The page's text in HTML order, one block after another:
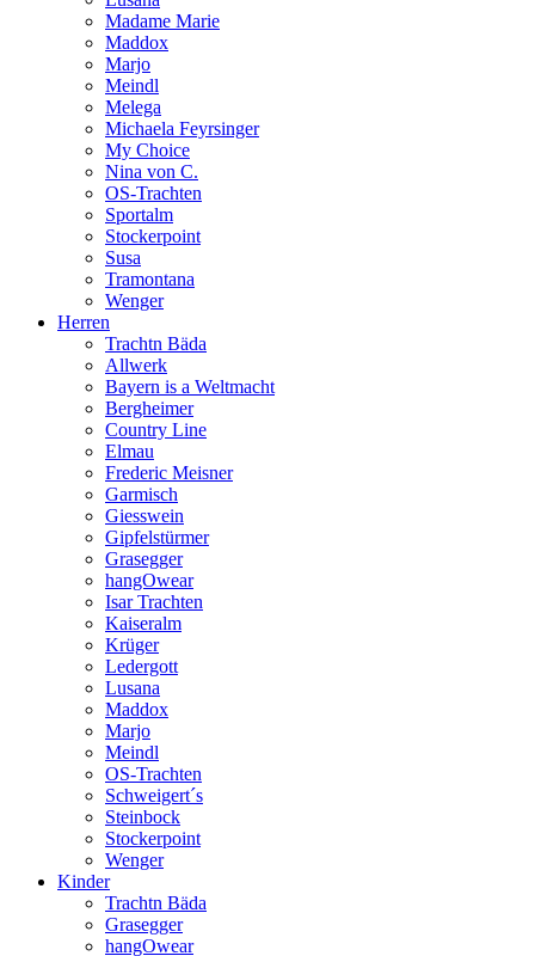
Madame Marie
Maddox
Marjo
Meindl
Melega
Michaela Feyrsinger
My Choice
Nina von C.
OS-Trachten
Sportalm
Stockerpoint
Susa
Tramontana
Wenger
Herren
Trachtn Bäda
Allwerk
Bayern is a Weltmacht
Bergheimer
Country Line
Elmau
Frederic Meisner
Garmisch
Giesswein
Gipfelstürmer
Grasegger
hangOwear
Isar Trachten
Kaiseralm
Krüger
Ledergott
Lusana
Maddox
Marjo
Meindl
OS-Trachten
Schweigert´s
Steinbock
Stockerpoint
Wenger
Kinder
Trachtn Bäda
Grasegger
hangOwear